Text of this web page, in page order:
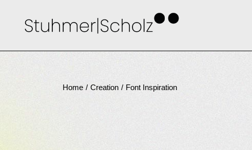
content
Home Creation Font Inspiration